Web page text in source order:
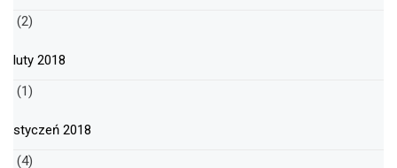
(2)
luty 2018
(1)
styczeń 2018
(4)